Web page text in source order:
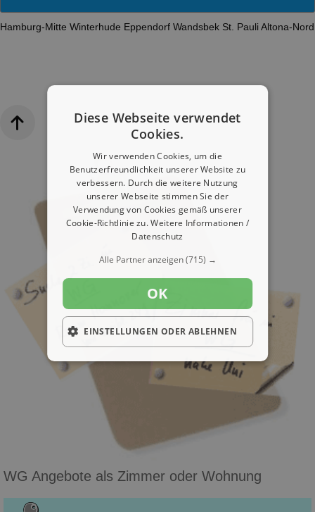
Hamburg-Mitte Winterhude Eppendorf Wandsbek St. Pauli Altona-
WG Angebote als Zimmer oder Wohnung
Diese Webseite verwendet
Cookies.
Wir verwenden Cookies, um die
Benutzerfreundlichkeit unserer Website zu
verbessern. Durch die weitere Nutzung
unserer Webseite stimmen Sie der
Verwendung von Cookies gemäß unserer
Cookie-Richtlinie zu.Weitere Informationen /
Datenschutz
Alle Partner anzeigen(715) →
OK
EINSTELLUNGEN ODER ABLEHNEN